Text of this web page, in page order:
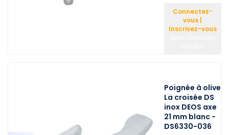
Connectez-
vous |
Inscrivez-vous
Poignée à olive
La croisée DS
inox DEOS axe
21 mm blanc -
DS6330-036